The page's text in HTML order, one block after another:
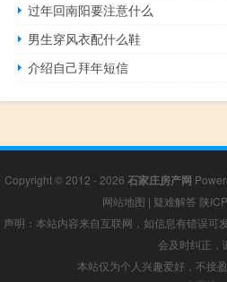
过年回南阳要注意什么
男生穿风衣配什么鞋
介绍自己拜年短信
Copyright © 2012 - 2026 石家庄房产网
网站地图 | 疑难解答 陕
声明：本站内容来自互联网，如信息有错误可
会及时纠正，
本站仅为个人兴趣爱好，不接